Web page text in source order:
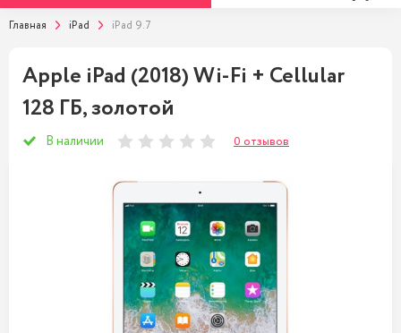
Главная iPad iPad 9.7
Apple iPad (2018) Wi-Fi + Cellular
128 ГБ, золотой
В наличии 0 отзывов